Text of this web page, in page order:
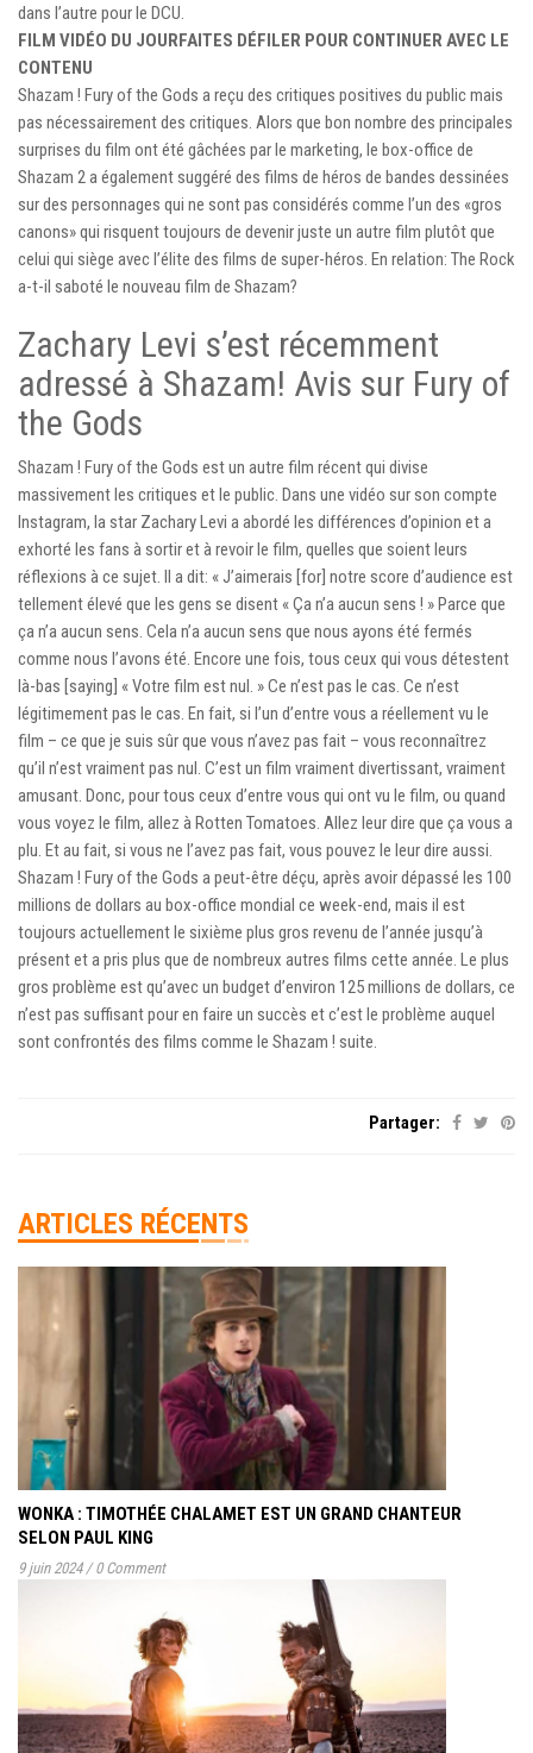
dans l’autre pour le DCU.
FILM VIDÉO DU JOURFAITES DÉFILER POUR CONTINUER AVEC LE
CONTENU
Shazam ! Fury of the Gods a reçu des critiques positives du public mais
pas nécessairement des critiques. Alors que bon nombre des principales
surprises du film ont été gâchées par le marketing, le box-office de
Shazam 2 a également suggéré des films de héros de bandes dessinées
sur des personnages qui ne sont pas considérés comme l’un des «gros
canons» qui risquent toujours de devenir juste un autre film plutôt que
celui qui siège avec l’élite des films de super-héros. En relation: The Rock
a-t-il saboté le nouveau film de Shazam?
Zachary Levi s’est récemment
adressé à Shazam! Avis sur Fury of
the Gods
Shazam ! Fury of the Gods est un autre film récent qui divise
massivement les critiques et le public. Dans une vidéo sur son compte
Instagram, la star Zachary Levi a abordé les différences d’opinion et a
exhorté les fans à sortir et à revoir le film, quelles que soient leurs
réflexions à ce sujet. Il a dit: « J’aimerais [for] notre score d’audience est
tellement élevé que les gens se disent « Ça n’a aucun sens ! » Parce que
ça n’a aucun sens. Cela n’a aucun sens que nous ayons été fermés
comme nous l’avons été. Encore une fois, tous ceux qui vous détestent
là-bas [saying] « Votre film est nul. » Ce n’est pas le cas. Ce n’est
légitimement pas le cas. En fait, si l’un d’entre vous a réellement vu le
film – ce que je suis sûr que vous n’avez pas fait – vous reconnaîtrez
qu’il n’est vraiment pas nul. C’est un film vraiment divertissant, vraiment
amusant. Donc, pour tous ceux d’entre vous qui ont vu le film, ou quand
vous voyez le film, allez à Rotten Tomatoes. Allez leur dire que ça vous a
plu. Et au fait, si vous ne l’avez pas fait, vous pouvez le leur dire aussi.
Shazam ! Fury of the Gods a peut-être déçu, après avoir dépassé les 100
millions de dollars au box-office mondial ce week-end, mais il est
toujours actuellement le sixième plus gros revenu de l’année jusqu’à
présent et a pris plus que de nombreux autres films cette année. Le plus
gros problème est qu’avec un budget d’environ 125 millions de dollars, ce
n’est pas suffisant pour en faire un succès et c’est le problème auquel
sont confrontés des films comme le Shazam ! suite.
Partager:
ARTICLES RÉCENTS
WONKA : TIMOTHÉE CHALAMET EST UN GRAND CHANTEUR
SELON PAUL KING
9 juin 2024 / 0 Comment